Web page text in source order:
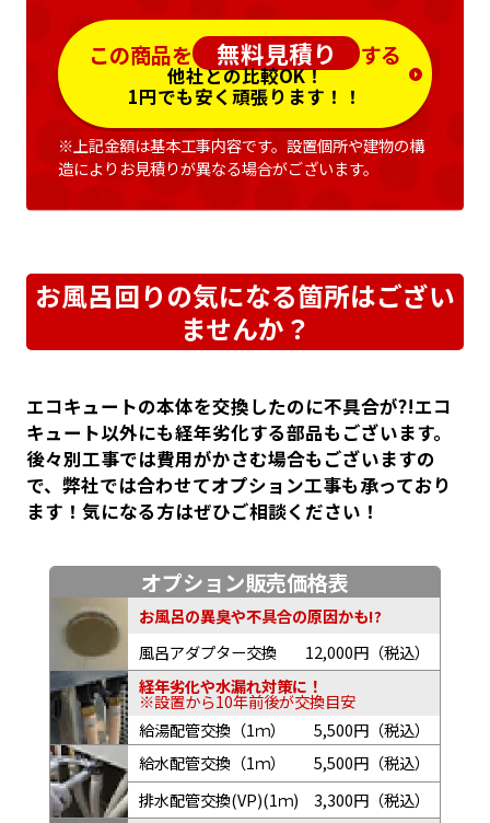
この商品を 無料見積り する
他社との比較OK！
1円でも安く頑張ります！！
※上記金額は基本工事内容です。設置個所や建物の構
造によりお見積りが異なる場合がございます。
お風呂回りの気になる箇所はござい
ませんか？
エコキュートの本体を交換したのに不具合が?!エコ
キュート以外にも経年劣化する部品もございます。
後々別工事では費用がかさむ場合もございますの
で、弊社では合わせてオプション工事も承っており
ます！気になる方はぜひご相談ください！
オプション販売価格表
お風呂の異臭や不具合の原因かも!?
風呂アダプター交換
12,000円（税込）
経年劣化や水漏れ対策に！
※設置から10年前後が交換目安
給湯配管交換（1ｍ）
5,500円（税込）
給水配管交換（1ｍ）
5,500円（税込）
排水配管交換(VP)(1ｍ)
3,300円（税込）